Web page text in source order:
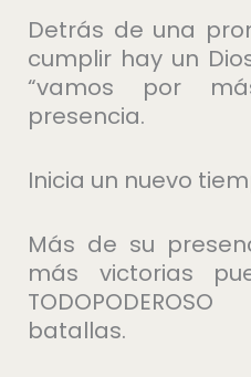
Detrás de una
cumplir hay un
“vamos por
presencia.
Inicia un nuevo
Más de su
más victorias
batallas.